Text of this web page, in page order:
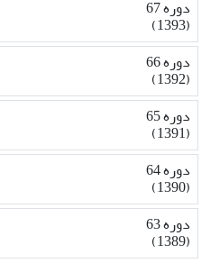
دوره 67
(1393)
دوره 66
(1392)
دوره 65
(1391)
دوره 64
(1390)
دوره 63
(1389)